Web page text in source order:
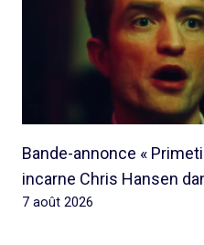
Bande-annonce «
incarne Chris Hansen
7 août 2026